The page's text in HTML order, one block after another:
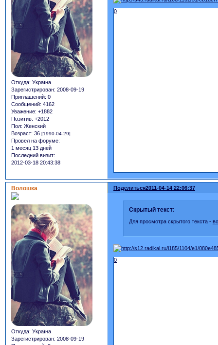
Откуда: Україна
Зарегистрирован: 2008-09-19
Приглашений: 0
Сообщений: 4162
Уважение: +1882
Позитив: +2012
Пол: Женский
Возраст: 36 [1990-04-29]
Провел на форуме:
1 месяц 13 дней
Последний визит:
2012-03-18 20:43:38
0
Поделиться2011-04-14 22:06:37
Волошка
Откуда: Україна
Зарегистрирован: 2008-09-19
Скрытый текст:
Для просмотра скрытого текста -
0